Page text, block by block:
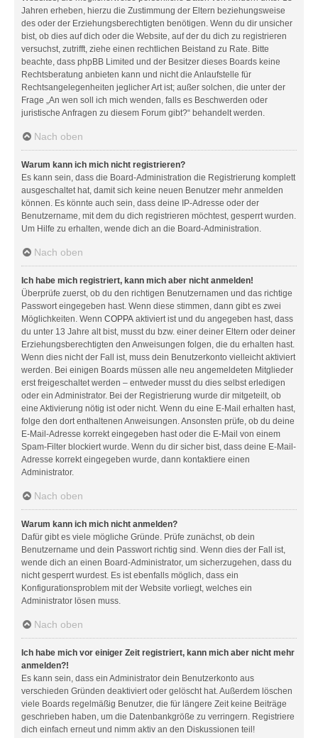
Jahren erheben, hierzu die Zustimmung der Eltern beziehungsweise
des oder der Erziehungsberechtigten benötigen. Wenn du dir unsicher
bist, ob dies auf dich oder die Website, auf der du dich zu registrieren
versuchst, zutrifft, ziehe einen rechtlichen Beistand zu Rate. Bitte
beachte, dass phpBB Limited und der Besitzer dieses Boards keine
Rechtsberatung anbieten kann und nicht die Anlaufstelle für
Rechtsangelegenheiten jeglicher Art ist; außer solchen, die unter der
Frage „An wen soll ich mich wenden, falls es Beschwerden oder
juristische Anfragen zu diesem Forum gibt?“ behandelt werden.
Nach oben
Warum kann ich mich nicht registrieren?
Es kann sein, dass die Board-Administration die Registrierung komplett
ausgeschaltet hat, damit sich keine neuen Benutzer mehr anmelden
können. Es könnte auch sein, dass deine IP-Adresse oder der
Benutzername, mit dem du dich registrieren möchtest, gesperrt wurden.
Um Hilfe zu erhalten, wende dich an die Board-Administration.
Nach oben
Ich habe mich registriert, kann mich aber nicht anmelden!
Überprüfe zuerst, ob du den richtigen Benutzernamen und das richtige
Passwort eingegeben hast. Wenn diese stimmen, dann gibt es zwei
Möglichkeiten. Wenn COPPA aktiviert ist und du angegeben hast, dass
du unter 13 Jahre alt bist, musst du bzw. einer deiner Eltern oder deiner
Erziehungsberechtigten den Anweisungen folgen, die du erhalten hast.
Wenn dies nicht der Fall ist, muss dein Benutzerkonto vielleicht aktiviert
werden. Bei einigen Boards müssen alle neu angemeldeten Mitglieder
erst freigeschaltet werden – entweder musst du dies selbst erledigen
oder ein Administrator. Bei der Registrierung wurde dir mitgeteilt, ob
eine Aktivierung nötig ist oder nicht. Wenn du eine E-Mail erhalten hast,
folge den dort enthaltenen Anweisungen. Ansonsten prüfe, ob du deine
E-Mail-Adresse korrekt eingegeben hast oder die E-Mail von einem
Spam-Filter blockiert wurde. Wenn du dir sicher bist, dass deine E-Mail-
Adresse korrekt eingegeben wurde, dann kontaktiere einen
Administrator.
Nach oben
Warum kann ich mich nicht anmelden?
Dafür gibt es viele mögliche Gründe. Prüfe zunächst, ob dein
Benutzername und dein Passwort richtig sind. Wenn dies der Fall ist,
wende dich an einen Board-Administrator, um sicherzugehen, dass du
nicht gesperrt wurdest. Es ist ebenfalls möglich, dass ein
Konfigurationsproblem mit der Website vorliegt, welches ein
Administrator lösen muss.
Nach oben
Ich habe mich vor einiger Zeit registriert, kann mich aber nicht mehr
anmelden?!
Es kann sein, dass ein Administrator dein Benutzerkonto aus
verschieden Gründen deaktiviert oder gelöscht hat. Außerdem löschen
viele Boards regelmäßig Benutzer, die für längere Zeit keine Beiträge
geschrieben haben, um die Datenbankgröße zu verringern. Registriere
dich einfach erneut und nimm aktiv an den Diskussionen teil!